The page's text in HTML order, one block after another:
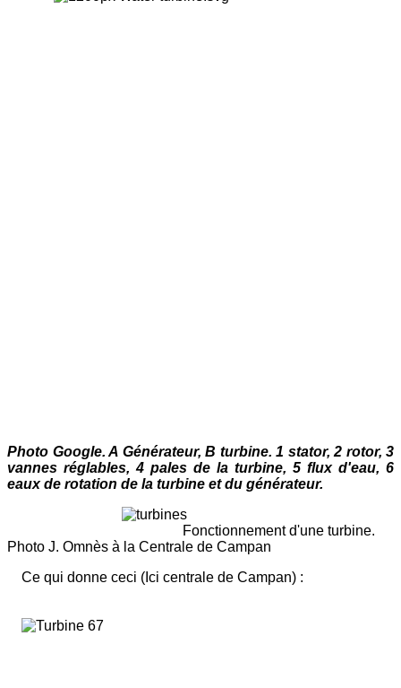
Photo Google. A Générateur, B turbine. 1 stator, 2 rotor, 3
vannes réglables, 4 pales de la turbine, 5 flux d'eau, 6
eaux de rotation de la turbine et du générateur.
Fonctionnement d'une turbine.
Photo J. Omnès à la Centrale de Campan
Ce qui donne ceci (Ici centrale de Campan) :